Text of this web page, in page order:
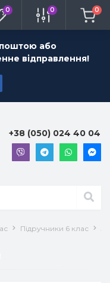
або
відправлення!
0 0 0
+38 (050) 024 40 04
Підручники 6 клас